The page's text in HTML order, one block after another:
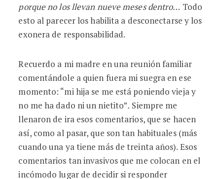
porque no los llevan nueve meses dentro… Todo
esto al parecer los habilita a desconectarse y los
exonera de responsabilidad.
Recuerdo a mi madre en una reunión familiar
comentándole a quien fuera mi suegra en ese
momento: “mi hija se me está poniendo vieja y
no me ha dado ni un nietito”. Siempre me
llenaron de ira esos comentarios, que se hacen
así, como al pasar, que son tan habituales (más
cuando una ya tiene más de treinta años). Esos
comentarios tan invasivos que me colocan en el
incómodo lugar de decidir si responder